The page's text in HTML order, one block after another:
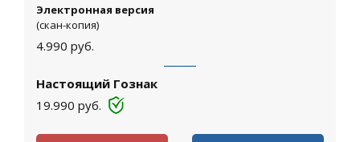
Электронная версия
(скан-копия)
4.990 руб.
Настоящий Гознак
19.990 руб.